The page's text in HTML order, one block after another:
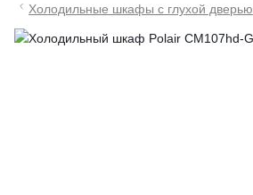
Холодильные шкафы с глухой дверью